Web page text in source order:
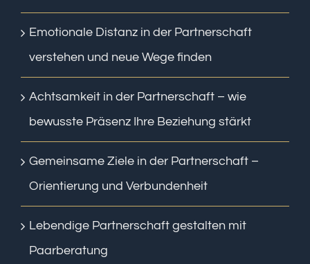
Emotionale Distanz in der Partnerschaft
verstehen und neue Wege finden
Achtsamkeit in der Partnerschaft – wie
bewusste Präsenz Ihre Beziehung stärkt
Gemeinsame Ziele in der Partnerschaft –
Orientierung und Verbundenheit
Lebendige Partnerschaft gestalten mit
Paarberatung